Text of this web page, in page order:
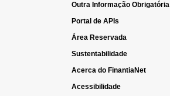
Outra Informação Obrigatória
Portal de APIs
Área Reservada
Sustentabilidade
Acerca do FinantiaNet
Acessibilidade